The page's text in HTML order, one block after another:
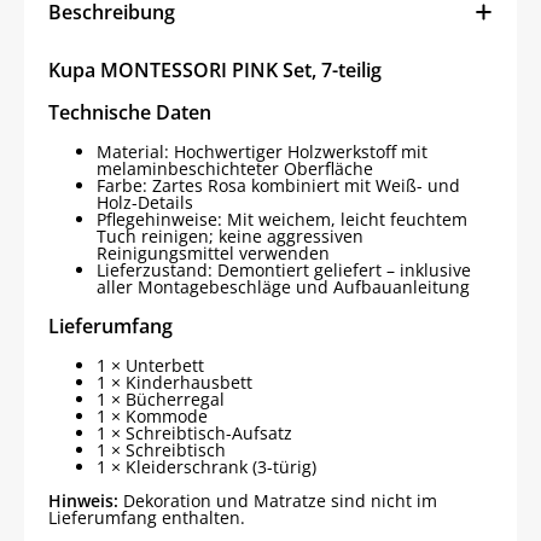
7-
Beschreibung
Kupa MONTESSORI PINK Set, 7-teilig
Technische Daten
Material: Hochwertiger Holzwerkstoff mit
melaminbeschichteter Oberfläche
Farbe: Zartes Rosa kombiniert mit Weiß- und
Holz-Details
Pflegehinweise: Mit weichem, leicht feuchtem
Tuch reinigen; keine aggressiven
Reinigungsmittel verwenden
Lieferzustand: Demontiert geliefert – inklusive
aller Montagebeschläge und Aufbauanleitung
Lieferumfang
1 × Unterbett
1 × Kinderhausbett
1 × Bücherregal
1 × Kommode
1 × Schreibtisch-Aufsatz
1 × Schreibtisch
1 × Kleiderschrank (3-türig)
Hinweis: Dekoration und Matratze sind nicht im
Lieferumfang enthalten.